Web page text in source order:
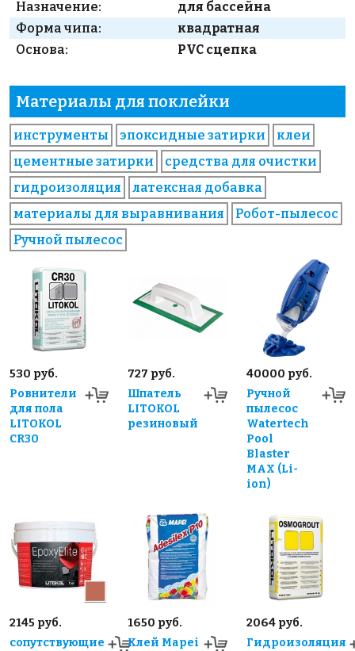
Назначение:
для бассейна
Форма чипа:
квадратная
Основа:
PVC сцепка
Материалы для поклейки
инструменты эпоксидные затирки
клеи
цементные затирки
средства для очистки
гидроизоляция
латексная добавка
материалы для выравнивания
Робот-пылесос
Ручной пылесос
530 руб.
Ровнители
для пола
LITOKOL
CR30
727 руб.
Шпатель
LITOKOL
резиновый
40000 руб.
Ручной
пылесос
Watertech
Pool
Blaster
MAX (Li-
ion)
2145 руб.
сопутствующие
1650 руб.
Клей Mapei
2064 руб.
Гидроизоляция